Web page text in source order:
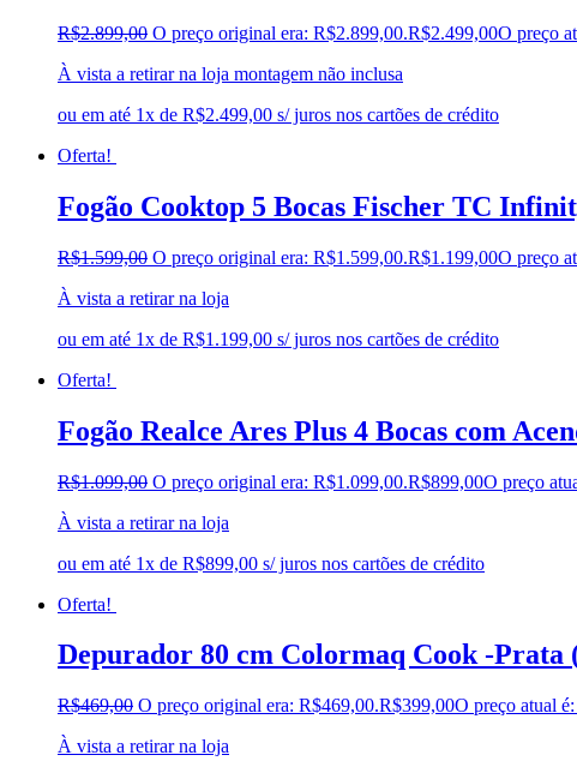
R$2.899,00 O preço original era: R$2.899,00.R$2.499,00O preço
À vista a retirar na loja montagem não inclusa
ou em até 1x de R$2.499,00 s/ juros nos cartões de crédito
Oferta!
Fogão Cooktop 5 Bocas Fischer TC
R$1.599,00 O preço original era: R$1.599,00.R$1.199,00O preço
À vista a retirar na loja
ou em até 1x de R$1.199,00 s/ juros nos cartões de crédito
Oferta!
Fogão Realce Ares Plus 4 Bocas com
R$1.099,00 O preço original era: R$1.099,00.R$899,00O preço
À vista a retirar na loja
ou em até 1x de R$899,00 s/ juros nos cartões de crédito
Oferta!
Depurador 80 cm Colormaq Cook -Prata
R$469,00 O preço original era: R$469,00.R$399,00O preço atual
À vista a retirar na loja